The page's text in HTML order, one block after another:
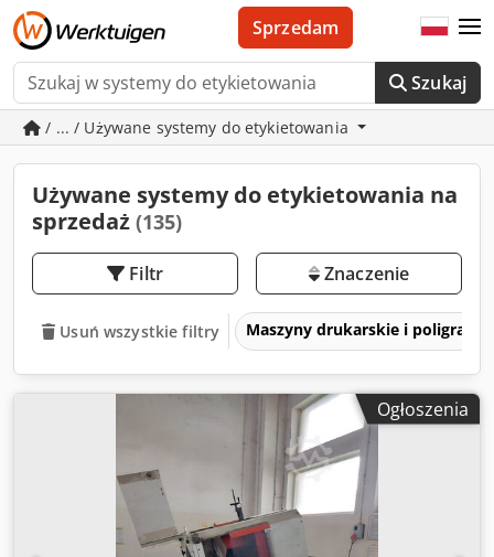
Szukaj
Sprzedam
/ ... / Używane systemy do etykietowania
Używane systemy do etykietowania na
sprzedaż (135)
Filtr Znaczenie
Usuń wszystkie filtry Maszyny drukarskie i
Ogłoszenia